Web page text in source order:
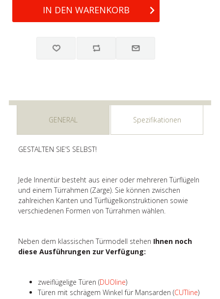
GENERAL Spezifikationen
GESTALTEN SIE’S SELBST!
Jede Innentür besteht aus einer oder mehreren Türflügeln
und einem Türrahmen (Zarge). Sie können zwischen
zahlreichen Kanten und Türflügelkonstruktionen sowie
verschiedenen Formen von Türrahmen wählen.
Neben dem klassischen Türmodell stehen Ihnen noch
diese Ausführungen zur Verfügung:
zweiflügelige Türen (DUOline)
Türen mit schrägem Winkel für Mansarden (CUTline)